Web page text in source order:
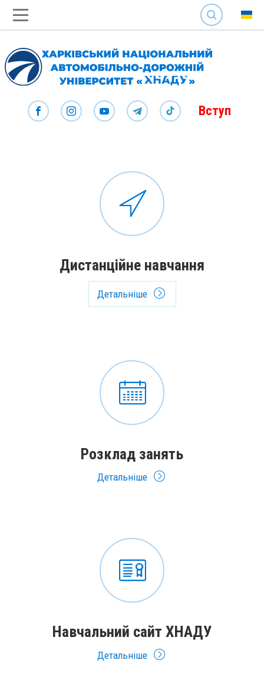
SEARCH
Вступ
Дистанційне навчання
Детальніше
Розклад занять
Детальніше
Навчальний сайт ХНАДУ
Детальніше